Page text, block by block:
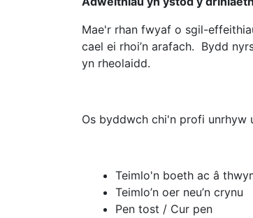
Mae'r rhan fwyaf o sgil-
cael ei rhoi’n arafach. Bydd
yn rheolaidd.
Os byddwch chi'n profi unrhyw
Teimlo'n boeth ac â
Teimlo’n oer neu’n crynu
Pen tost / Cur pen